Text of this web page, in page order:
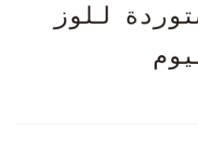
للوز